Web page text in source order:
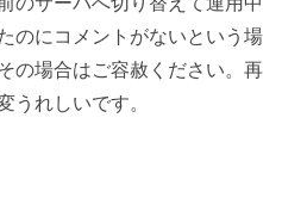
のにコメントがないという場
の場合はご容赦ください。再
うれしいです。